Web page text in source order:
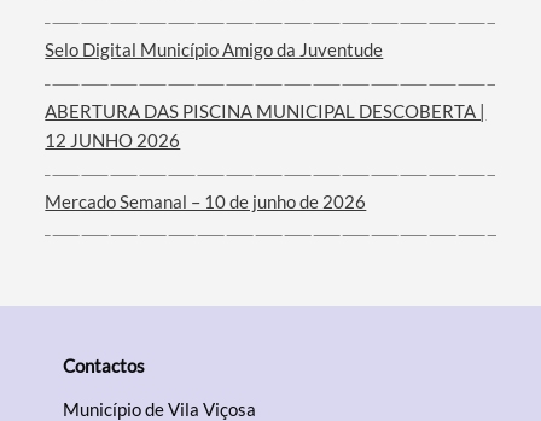
Filtros
Selo Digital Município Amigo da Juventude
ABERTURA DAS PISCINA MUNICIPAL DESCOBERTA |
12 JUNHO 2026
Mercado Semanal – 10 de junho de 2026
Contactos
Município de Vila Viçosa